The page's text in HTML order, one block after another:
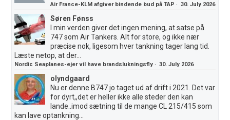
Air France-KLM afgiver bindende bud på TAP ·30. July 2026
Søren Fønss
I min verden giver det ingen mening, at satse på
747 som Air Tankers. Alt for store, og ikke nær
præcise nok, ligesom hver tankning tager lang tid.
Læste netop, at der...
Nordic Seaplanes-ejer vil have brandslukningsfly ·30. July 2026
olyndgaard
Nu er denne B747 jo taget ud af drift i 2021. Det var
for dyrt,,det er heller ikke alle steder den kan
lande..imod sætning til de mange CL 215/415 som
kan lave optankning...